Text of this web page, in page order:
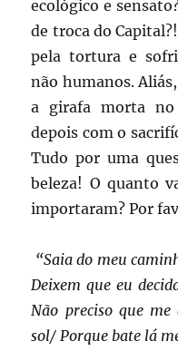
ecológico e
de troca do
pela tortura e
não humanos.
a girafa morta no
depois com o
Tudo por uma
beleza! O quanto
importaram? Por
“Saia do meu
Deixem que eu
Não preciso que
sol/ Porque bate lá